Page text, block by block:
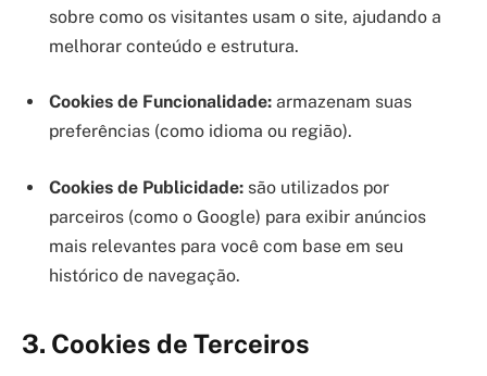
sobre como os visitantes usam o site, ajudando a
melhorar conteúdo e estrutura.
Cookies de Funcionalidade: armazenam suas
preferências (como idioma ou região).
Cookies de Publicidade: são utilizados por
parceiros (como o Google) para exibir anúncios
mais relevantes para você com base em seu
histórico de navegação.
3. Cookies de Terceiros